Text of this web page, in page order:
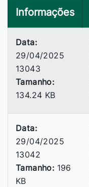
Informações
Data:
29/04/2025
13043
Tamanho:
134.24 KB
Data:
29/04/2025
13042
Tamanho: 196
KB